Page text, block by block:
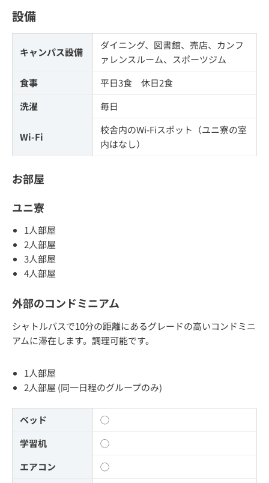
設備
キャンパス設備
ダイニング、図書館、売店、カンフ
ァレンスルーム、スポーツジム
食事
平日3食 休日2食
洗濯
毎日
Wi-Fi
校舎内のWi-Fiスポット（ユニ寮の室
内はなし）
お部屋
ユニ寮
1人部屋
2人部屋
3人部屋
4人部屋
外部のコンドミニアム
シャトルバスで10分の距離にあるグレードの高いコンドミニ
アムに滞在します。調理可能です。
1人部屋
2人部屋 (同一日程のグループのみ)
ベッド
◯
学習机
◯
エアコン
◯